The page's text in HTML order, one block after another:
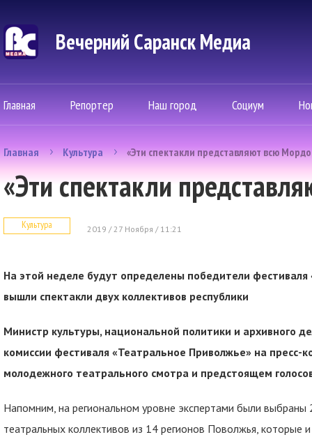
Вечерний Саранск Mедиа
Главная Репортер Наш город Социум
Главная Культура «Эти спектакли представляют всю
«Эти спектакли
Культура 2019 / 27 Ноября / 11:21
На этой неделе будут определены победители
вышли спектакли двух коллективов республики
Министр культуры, национальной политики и архивного
комиссии фестиваля «Театральное Приволжье» на
молодежного театрального смотра и предстоящем
Напомним, на региональном уровне экспертами были выбраны
театральных коллективов из 14 регионов Поволжья, которые